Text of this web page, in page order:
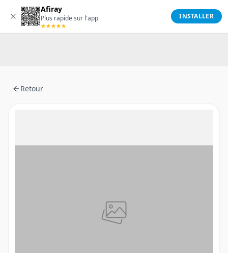
Afiray
Plus rapide sur l'app INSTALLER
Afiray
Retour